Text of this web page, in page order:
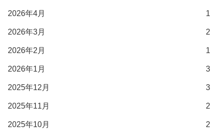
2026年4月 1
2026年3月 2
2026年2月 1
2026年1月 3
2025年12月 3
2025年11月 2
2025年10月 2